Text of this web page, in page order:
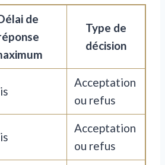
de
Type de
décision
Acceptation
ou refus
Acceptation
ou refus